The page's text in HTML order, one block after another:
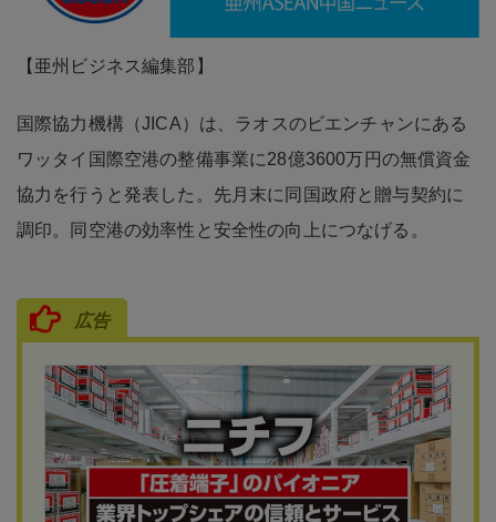
【亜州ビジネス編集部】
国際協力機構（JICA）は、ラオスのビエンチャンにある
ワッタイ国際空港の整備事業に28億3600万円の無償資金
協力を行うと発表した。先月末に同国政府と贈与契約に
調印。同空港の効率性と安全性の向上につなげる。
広告